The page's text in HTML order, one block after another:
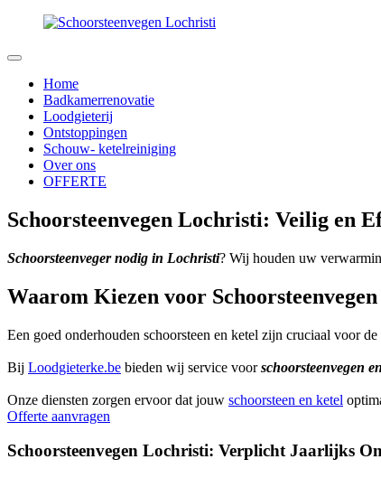
Home
Badkamerrenovatie
Loodgieterij
Ontstoppingen
Schouw- ketelreiniging
Over ons
OFFERTE
Schoorsteenvegen Lochristi: Veilig en
Schoorsteenveger nodig in Lochristi? Wij houden uw
Waarom Kiezen voor
Een goed onderhouden schoorsteen en ketel zijn cruciaal voor
Bij Loodgieterke.be bieden wij service voorschoorsteenvegen
Onze diensten zorgen ervoor dat jouw schoorsteen en ketel
Offerte aanvragen
Schoorsteenvegen Lochristi: Verplicht Jaarlijks